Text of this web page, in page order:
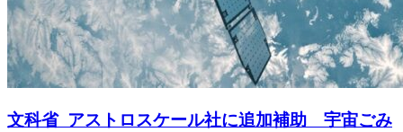
文科省 アストロスケール社に追加補助 宇宙ごみ